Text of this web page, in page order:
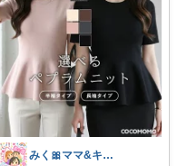
みく🎀ママ&キッズグッズ🎁